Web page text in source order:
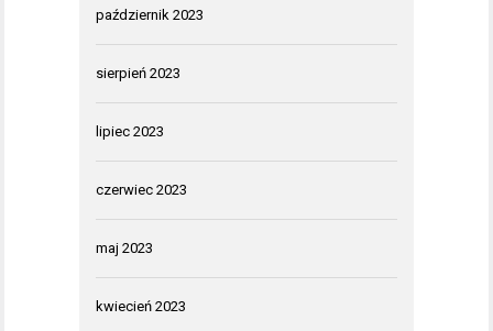
październik 2023
sierpień 2023
lipiec 2023
czerwiec 2023
maj 2023
kwiecień 2023